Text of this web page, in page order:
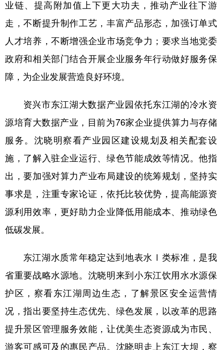
多语种频道
Русский язык
业链、提高附加值上下更大功夫，推动产业往下游
走，不断提升制作工艺，丰富产品形态，加强订单式
人才培养，不断增强企业市场竞争力；要求当地党委
政府和相关部门结合开展企业服务年行动做好服务保
障，为企业发展营造良好环境。
资兴市东江湖大数据产业园依托东江湖的冷水资
源培育大数据产业，目前为76家企业提供算力与存储
服务。沈晓明察看产业园区建设规划及相关配套设
施，了解入驻企业运行、绿色节能成效等情况。他指
出，要加强对算力产业布局建设的统筹规划，坚持实
事求是，注重专家论证，依托比较优势，提高能源资
源利用效率，更好助力企业降低用能成本、推动绿色
低碳发展。
东江湖水质常年稳定达到地表水Ⅰ类标准，是我
省重要战略水源地。沈晓明来到小东江饮用水水源保
护区，察看东江湖周边生态，了解景区安全运营情
况，指出要坚持生态优先、绿色发展，以改革的思路
提升景区管理服务效能，让优美生态资源成为市民、
游客可感可及的惠民产品。沈晓明走上东江大坝，察